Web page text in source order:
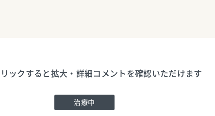
ックすると拡大・詳細コメントを確認いただけます
治療中